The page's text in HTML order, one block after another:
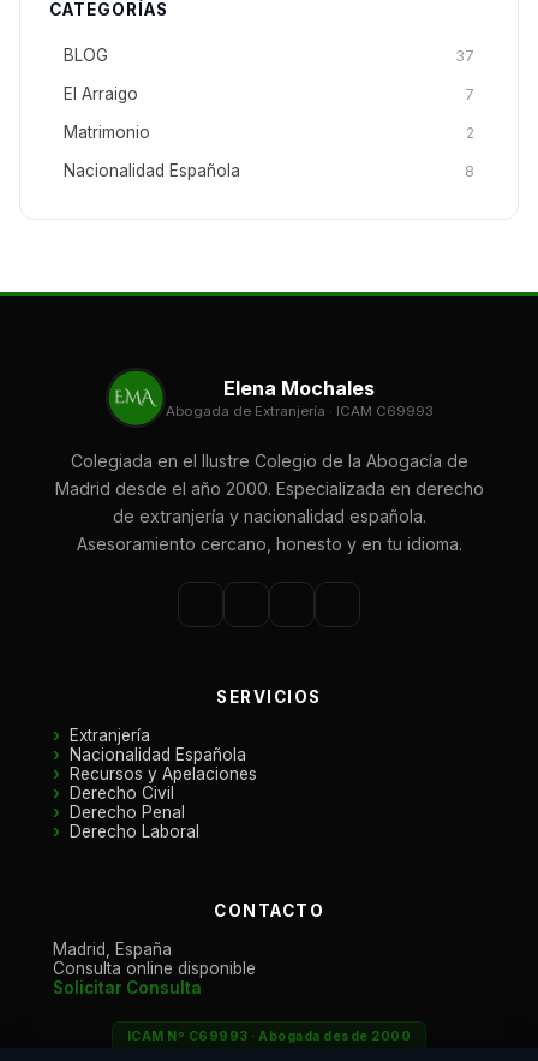
CATEGORÍAS
BLOG 37
El Arraigo 7
Matrimonio 2
Nacionalidad Española 8
Elena Mochales
Abogada de Extranjería · ICAM C69993
Colegiada en el Ilustre Colegio de la Abogacía de
Madrid desde el año 2000. Especializada en derecho
de extranjería y nacionalidad española.
Asesoramiento cercano, honesto y en tu idioma.
SERVICIOS
Extranjería
Nacionalidad Española
Recursos y Apelaciones
Derecho Civil
Derecho Penal
Derecho Laboral
CONTACTO
Madrid, España
Consulta online disponible
Solicitar Consulta
ICAM Nº C69993 · Abogada desde 2000
Estamos renovando la web